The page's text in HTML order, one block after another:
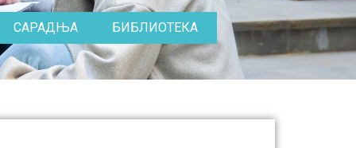
САРАДЊА БИБЛИОТЕКА